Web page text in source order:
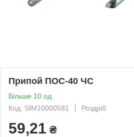
Припой ПОС-40 ЧС
Більше 10 од.
Код: SIM10000581
Роздріб
59,21 ₴